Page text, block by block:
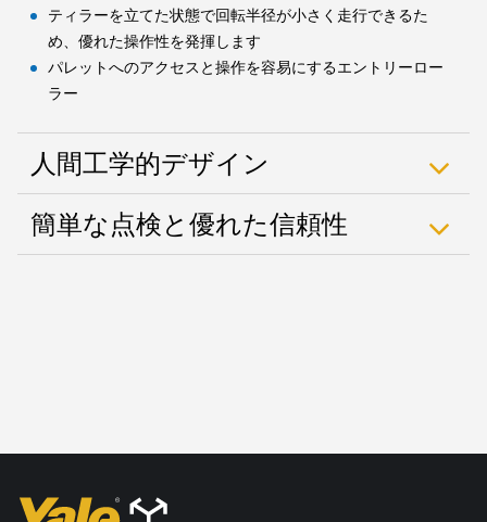
ティラーを立てた状態で回転半径が小さく走行できるた
め、優れた操作性を発揮します
パレットへのアクセスと操作を容易にするエントリーロー
ラー
人間工学的デザイン
簡単な点検と優れた信頼性